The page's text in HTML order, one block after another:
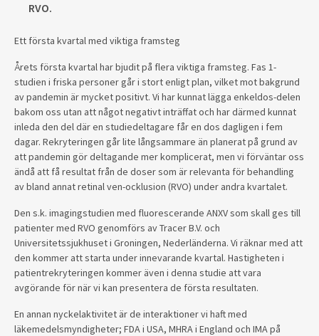
RVO.
Ett första kvartal med viktiga framsteg
Årets första kvartal har bjudit på flera viktiga framsteg. Fas 1-
studien i friska personer går i stort enligt plan, vilket mot bakgrund
av pandemin är mycket positivt. Vi har kunnat lägga enkeldos-delen
bakom oss utan att något negativt inträffat och har därmed kunnat
inleda den del där en studiedeltagare får en dos dagligen i fem
dagar. Rekryteringen går lite långsammare än planerat på grund av
att pandemin gör deltagande mer komplicerat, men vi förväntar oss
ändå att få resultat från de doser som är relevanta för behandling
av bland annat retinal ven-ocklusion (RVO) under andra kvartalet.
Den s.k. imagingstudien med fluorescerande ANXV som skall ges till
patienter med RVO genomförs av Tracer B.V. och
Universitetssjukhuset i Groningen, Nederländerna. Vi räknar med att
den kommer att starta under innevarande kvartal. Hastigheten i
patientrekryteringen kommer även i denna studie att vara
avgörande för när vi kan presentera de första resultaten.
En annan nyckelaktivitet är de interaktioner vi haft med
läkemedelsmyndigheter; FDA i USA, MHRA i England och IMA på